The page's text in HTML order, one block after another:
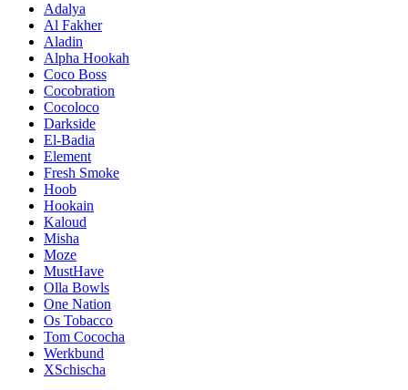
Adalya
Al Fakher
Aladin
Alpha Hookah
Coco Boss
Cocobration
Cocoloco
Darkside
El-Badia
Element
Fresh Smoke
Hoob
Hookain
Kaloud
Misha
Moze
MustHave
Olla Bowls
One Nation
Os Tobacco
Tom Cococha
Werkbund
XSchischa